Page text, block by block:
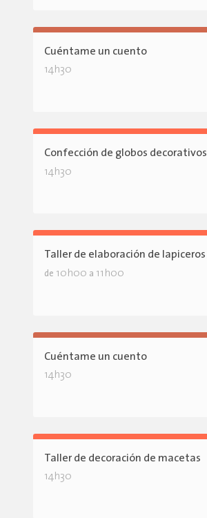
Cuéntame un cuento
14h30
Confección de globos decorativos
14h30
Taller de elaboración de lapiceros
de 10h00 a 11h00
Cuéntame un cuento
14h30
Taller de decoración de macetas
14h30